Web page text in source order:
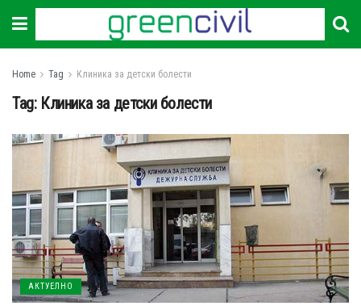
Home Tag Клиника за детски болести
Tag: Клиника за детски болести
АКТУЕЛНО